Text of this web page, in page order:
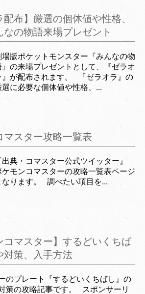
配布】厳選の個体値や性格、
なの物語来場プレゼント
場版ポケットモンスター『みんなの物
』の来場プレゼントとして、『ゼラオ
』が配布されます。 『ゼラオラ』の
選に必要な個体値や性格、...
マスター攻略一覧表
出典・コマスター公式ツイッター』
ケモンコマスターの攻略一覧表ページ
なります。 調べたい項目を...
コマスター】するどいくちば
対策、入手方法
のプレート『するどいくちばし』の
策の攻略記事です。 スポンサーリ